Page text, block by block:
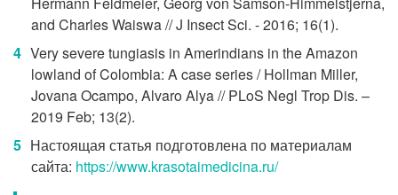
and Charles Waiswa // J Insect Sci. - 2016; 16(1).
Very severe tungiasis in Amerindians in the Amazon
lowland of Colombia: A case series / Hollman Miller,
Jovana Ocampo, Alvaro Alya // PLoS Negl Trop Dis. –
2019 Feb; 13(2).
Настоящая статья подготовлена по материалам
сайта: https://www.krasotaimedicina.ru/